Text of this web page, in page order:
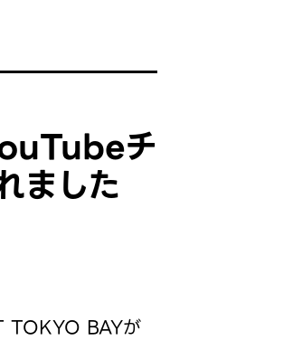
チ
ました
TOKYO BAYが